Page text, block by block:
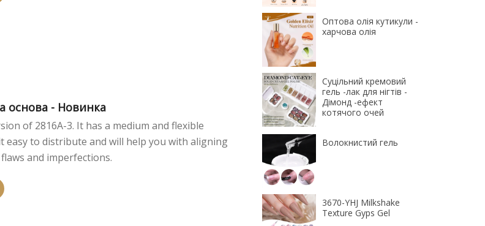
основа - Новинка
of 2816A-3. It has a medium and flexible
easy to distribute and will help you with aligning
and imperfections.
Оптова олія кутикули -
харчова олія
Суцільний кремовий
гель -лак для нігтів -
Дімонд -ефект
котячого очей
Волокнистий гель
3670-YHJ Milkshake
Texture Gyps Gel